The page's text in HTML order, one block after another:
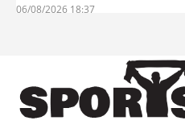
06/08/2026 18:37